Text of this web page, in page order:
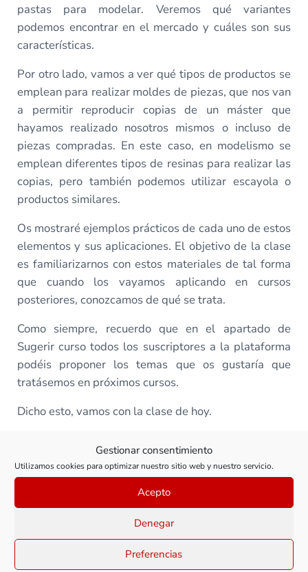
Gestionar consentimiento
Utilizamos cookies para optimizar nuestro sitio web y nuestro servicio.
Acepto
Denegar
Preferencias
pastas para modelar. Veremos qué variantes
podemos encontrar en el mercado y cuáles son sus
características.
Por otro lado, vamos a ver qué tipos de productos se
emplean para realizar moldes de piezas, que nos van
a permitir reproducir copias de un máster que
hayamos realizado nosotros mismos o incluso de
piezas compradas. En este caso, en modelismo se
emplean diferentes tipos de resinas para realizar las
copias, pero también podemos utilizar escayola o
productos similares.
Os mostraré ejemplos prácticos de cada uno de estos
elementos y sus aplicaciones. El objetivo de la clase
es familiarizarnos con estos materiales de tal forma
que cuando los vayamos aplicando en cursos
posteriores, conozcamos de qué se trata.
Como siempre, recuerdo que en el apartado de
Sugerir curso todos los suscriptores a la plataforma
podéis proponer los temas que os gustaría que
tratásemos en próximos cursos.
Dicho esto, vamos con la clase de hoy.
Todas las clases de este curso
Clase 1: Estireno y otros plásticos